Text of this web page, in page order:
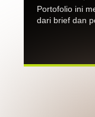
Portofolio ini
dari brief dan